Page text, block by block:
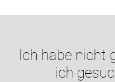
Ich habe nicht
ich